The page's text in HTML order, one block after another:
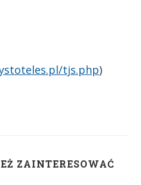
tjs.php)
ZAINTERESOWAĆ